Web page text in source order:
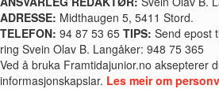
ADRESSE: Midthaugen 5, 5411 Stord.
TELEFON: 94 87 53 65 TIPS: Send epost
ring Svein Olav B. Langåker: 948 75 365
Ved å bruka Framtidajunior.no aksepterer
informasjonskapslar. Les meir om